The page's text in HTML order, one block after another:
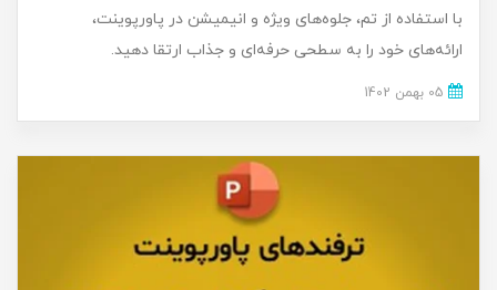
با استفاده از تم، جلوه‌های ویژه و انیمیشن در پاورپوینت،
ارائه‌های خود را به سطحی حرفه‌ای و جذاب ارتقا دهید.